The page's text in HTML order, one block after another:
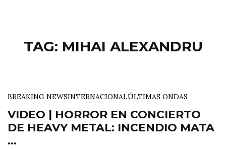
TAG: MIHAI ALEXANDRU
BREAKING NEWSINTERNACIONALÚLTIMAS ONDAS
VIDEO | HORROR EN CONCIERTO
DE HEAVY METAL: INCENDIO MATA
...